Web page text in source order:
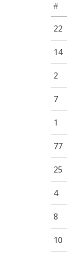
#
22
14
2
7
1
77
25
4
8
10